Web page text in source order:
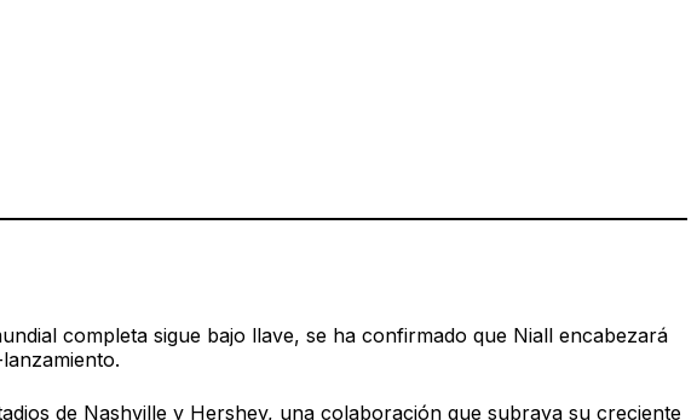
completa sigue bajo llave, se ha confirmado que Niall encabezará
de Nashville y Hershey, una colaboración que subraya su creciente